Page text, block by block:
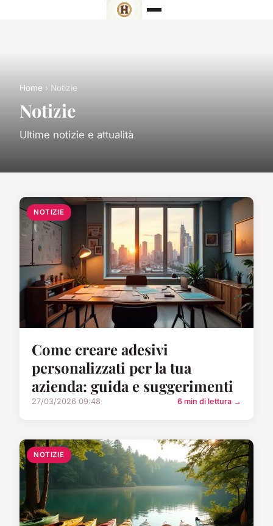
Home › Notizie
Notizie
Ultime notizie e attualità
NOTIZIE
Come creare adesivi
personalizzati per la tua
azienda: guida e suggerimenti
27/03/2026 09:48 6 min di lettura →
NOTIZIE